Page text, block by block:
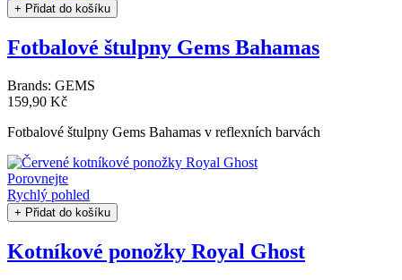
+ Přidat do košíku
Fotbalové štulpny Gems Bahamas
Brands: GEMS
159,90 Kč
Fotbalové štulpny Gems Bahamas v reflexních barvách
Porovnejte
Rychlý pohled
+ Přidat do košíku
Kotníkové ponožky Royal Ghost